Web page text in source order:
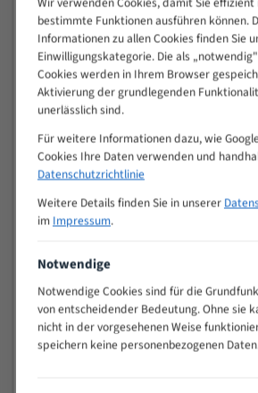
30
4/5
50
80
> 100
VOLLMATERIAL
M (mm)
Zähne pro
Zoll (ZpZ))
>
25
10/14
15 - 40
35 - 70
50 - 120
4/6
80 - 180
3/4
130 -
350
2/3
bestimmte Funktionen ausführen können.
Informationen zu allen Cookies finden Sie
Einwilligungskategorie. Die als
Cookies werden in Ihrem Browser
Aktivierung der grundlegenden
unerlässlich sind.
Für weitere Informationen dazu, wie
Cookies Ihre Daten verwenden und
Datenschutzrichtlinie
Weitere Details finden Sie in unserer
im Impressum.
Notwendige
Notwendige Cookies sind für die
von entscheidender Bedeutung. Ohne sie
nicht in der vorgesehenen Weise
speichern keine personenbezogenen